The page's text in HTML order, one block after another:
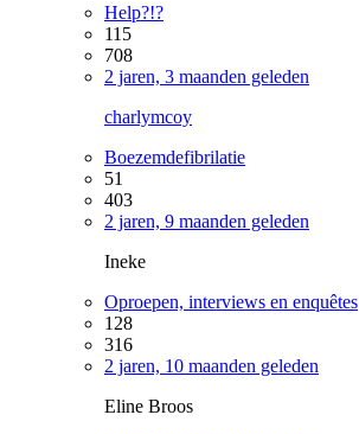
Help?!?
115
708
2 jaren, 3 maanden geleden
charlymcoy
Boezemdefibrilatie
51
403
2 jaren, 9 maanden geleden
Ineke
Oproepen, interviews en enquêtes
128
316
2 jaren, 10 maanden geleden
Eline Broos